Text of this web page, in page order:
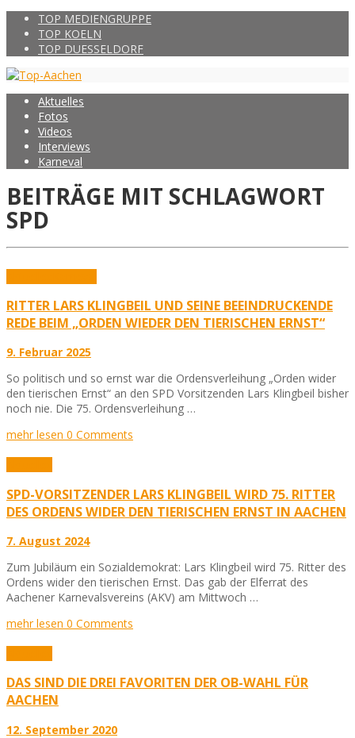
TOP MEDIENGRUPPE
TOP KOELN
TOP DUESSELDORF
Aktuelles
Fotos
Videos
Interviews
Karneval
BEITRÄGE MIT SCHLAGWORT
SPD
RITTER LARS KLINGBEIL UND SEINE BEEINDRUCKENDE
REDE BEIM „ORDEN WIEDER DEN TIERISCHEN ERNST“
9. Februar 2025
So politisch und so ernst war die Ordensverleihung „Orden wider
den tierischen Ernst“ an den SPD Vorsitzenden Lars Klingbeil bisher
noch nie. Die 75. Ordensverleihung …
mehr lesen 0 Comments
SPD-VORSITZENDER LARS KLINGBEIL WIRD 75. RITTER
DES ORDENS WIDER DEN TIERISCHEN ERNST IN AACHEN
7. August 2024
Zum Jubiläum ein Sozialdemokrat: Lars Klingbeil wird 75. Ritter des
Ordens wider den tierischen Ernst. Das gab der Elferrat des
Aachener Karnevalsvereins (AKV) am Mittwoch …
mehr lesen 0 Comments
DAS SIND DIE DREI FAVORITEN DER OB-WAHL FÜR
AACHEN
12. September 2020